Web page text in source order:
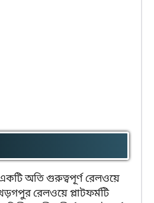
অতি গুরুত্বপূর্ণ রেলওয়ে
রেলওয়ে প্লাটফর্মটি